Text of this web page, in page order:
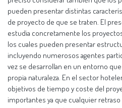
pueden presentar distintas
de proyecto de que se traten. El
estudia concretamente los
los cuales pueden presentar
incluyendo numerosos agentes
vez se desarrollan en un entorno
propia naturaleza. En el sector
objetivos de tiempo y coste del
importantes ya que cualquier